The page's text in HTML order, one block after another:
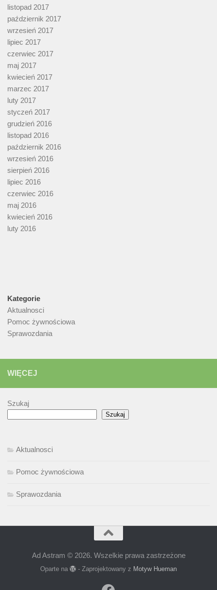
listopad 2017
październik 2017
wrzesień 2017
lipiec 2017
czerwiec 2017
maj 2017
kwiecień 2017
marzec 2017
luty 2017
styczeń 2017
grudzień 2016
listopad 2016
październik 2016
wrzesień 2016
sierpień 2016
lipiec 2016
czerwiec 2016
maj 2016
kwiecień 2016
luty 2016
Kategorie
Aktualnosci
Pomoc żywnościowa
Sprawozdania
WIĘCEJ
Szukaj
Szukaj
Aktualnosci
Pomoc żywnościowa
Sprawozdania
Ad Astram © 2026. Wszelkie prawa zastrzeżone
Oparte na - Zaprojektowany z Motyw Hueman